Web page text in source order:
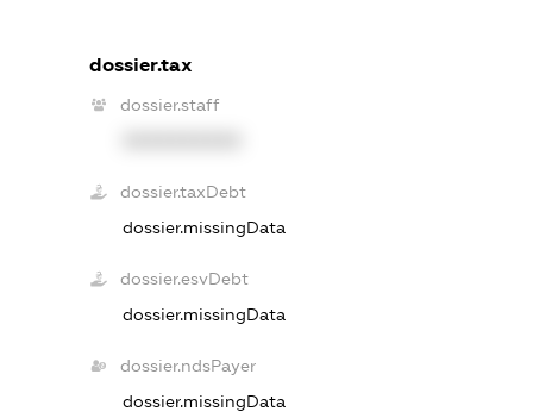
dossier.tax
dossier.staff
dossier.taxDebt
dossier.missingData
dossier.esvDebt
dossier.missingData
dossier.ndsPayer
dossier.missingData